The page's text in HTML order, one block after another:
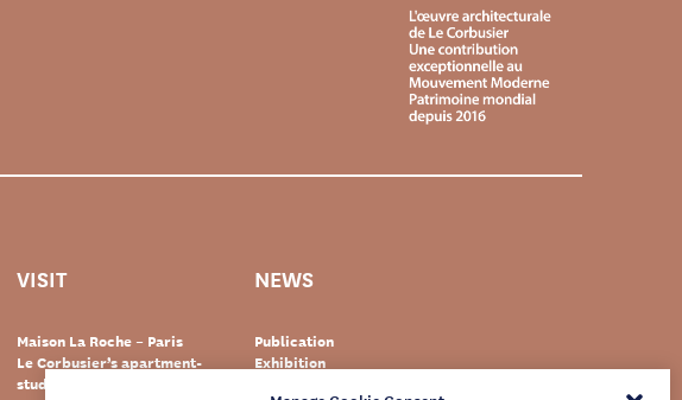
VISIT
Maison La Roche – Paris
Le Corbusier’s apartment-
studio – Paris
NEWS
Publication
Exhibition